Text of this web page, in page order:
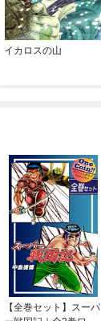
イカロスの山
【全巻セット】スーパ